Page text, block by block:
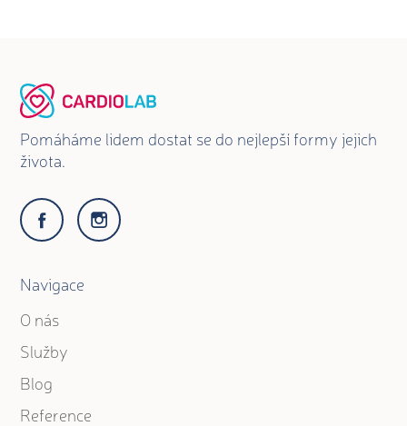
Pomáháme lidem dostat se do nejlepší formy jejich
života.
Navigace
O nás
Služby
Blog
Reference